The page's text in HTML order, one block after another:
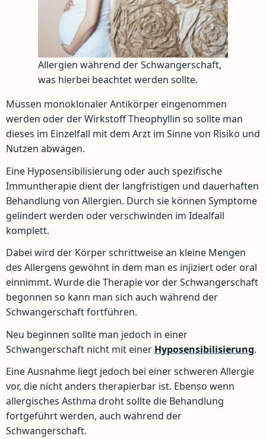
Allergien während der Schwangerschaft,
was hierbei beachtet werden sollte.
Müssen monoklonaler Antikörper eingenommen
werden oder der Wirkstoff Theophyllin so sollte man
dieses im Einzelfall mit dem Arzt im Sinne von Risiko und
Nutzen abwägen.
Eine Hyposensibilisierung oder auch spezifische
Immuntherapie dient der langfristigen und dauerhaften
Behandlung von Allergien. Durch sie können Symptome
gelindert werden oder verschwinden im Idealfall
komplett.
Dabei wird der Körper schrittweise an kleine Mengen
des Allergens gewöhnt in dem man es injiziert oder oral
einnimmt. Wurde die Therapie vor der Schwangerschaft
begonnen so kann man sich auch während der
Schwangerschaft fortführen.
Neu beginnen sollte man jedoch in einer
Schwangerschaft nicht mit einer Hyposensibilisierung.
Eine Ausnahme liegt jedoch bei einer schweren Allergie
vor, die nicht anders therapierbar ist. Ebenso wenn
allergisches Asthma droht sollte die Behandlung
fortgeführt werden, auch während der
Schwangerschaft.